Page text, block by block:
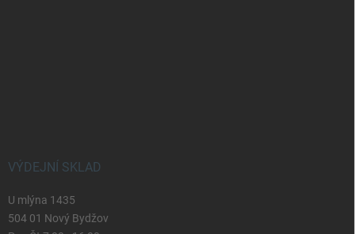
VÝDEJNÍ SKLAD
U mlýna 1435
504 01 Nový Bydžov